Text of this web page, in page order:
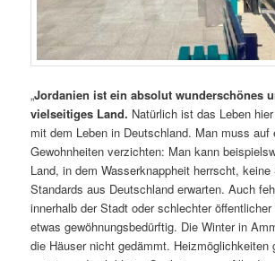
„Jordanien ist ein absolut wunderschönes
vielseitiges Land. Natürlich ist das Leben
mit dem Leben in Deutschland. Man muss auf
Gewohnheiten verzichten: Man kann
Land, in dem Wasserknappheit herrscht, keine
Standards aus Deutschland erwarten. Auch
innerhalb der Stadt oder schlechter
etwas gewöhnungsbedürftig. Die Winter in
die Häuser nicht gedämmt. Heizmöglichkeiten